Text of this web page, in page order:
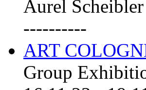
Aurel
----------
ART
Group